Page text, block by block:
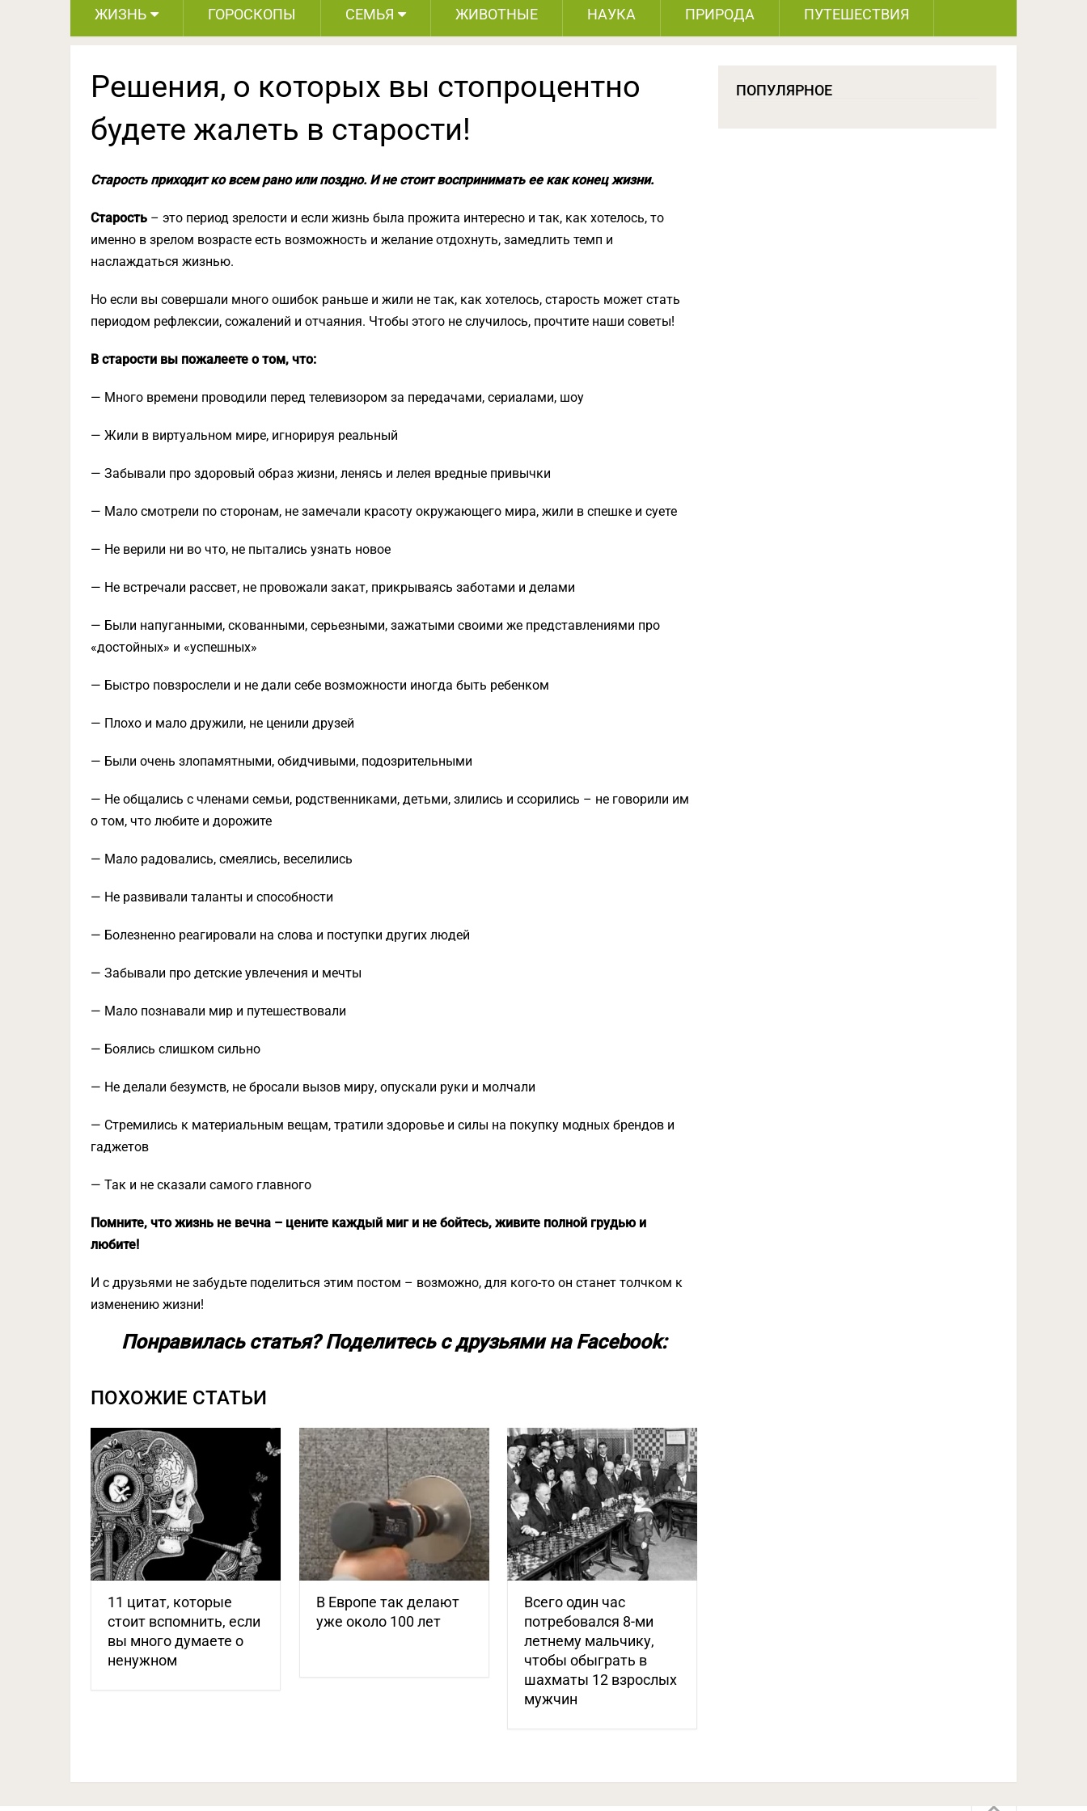
ЖИЗНЬ ГОРОСКОПЫ СЕМЬЯ ЖИВОТНЫЕ НАУКА ПРИРОДА ПУТЕШЕСТВИЯ
Решения, о которых вы стопроцентно
будете жалеть в старости!
Старость приходит ко всем рано или поздно. И не стоит воспринимать ее как конец жизни.
Старость – это период зрелости и если жизнь была прожита интересно и так, как хотелось, то
именно в зрелом возрасте есть возможность и желание отдохнуть, замедлить темп и
наслаждаться жизнью.
Но если вы совершали много ошибок раньше и жили не так, как хотелось, старость может стать
периодом рефлексии, сожалений и отчаяния. Чтобы этого не случилось, прочтите наши советы!
В старости вы пожалеете о том, что:
— Много времени проводили перед телевизором за передачами, сериалами, шоу
— Жили в виртуальном мире, игнорируя реальный
— Забывали про здоровый образ жизни, ленясь и лелея вредные привычки
— Мало смотрели по сторонам, не замечали красоту окружающего мира, жили в спешке и суете
— Не верили ни во что, не пытались узнать новое
— Не встречали рассвет, не провожали закат, прикрываясь заботами и делами
— Были напуганными, скованными, серьезными, зажатыми своими же представлениями про
«достойных» и «успешных»
— Быстро повзрослели и не дали себе возможности иногда быть ребенком
— Плохо и мало дружили, не ценили друзей
— Были очень злопамятными, обидчивыми, подозрительными
— Не общались с членами семьи, родственниками, детьми, злились и ссорились – не говорили им
о том, что любите и дорожите
— Мало радовались, смеялись, веселились
— Не развивали таланты и способности
— Болезненно реагировали на слова и поступки других людей
— Забывали про детские увлечения и мечты
— Мало познавали мир и путешествовали
— Боялись слишком сильно
— Не делали безумств, не бросали вызов миру, опускали руки и молчали
— Стремились к материальным вещам, тратили здоровье и силы на покупку модных брендов и
гаджетов
— Так и не сказали самого главного
Помните, что жизнь не вечна – цените каждый миг и не бойтесь, живите полной грудью и
любите!
И с друзьями не забудьте поделиться этим постом – возможно, для кого-то он станет толчком к
изменению жизни!
Понравилась статья? Поделитесь с друзьями на Facebook:
ПОХОЖИЕ СТАТЬИ
11 цитат, которые
стоит вспомнить, еcли
вы много думаете о
ненужном
В Европе так делают
уже около 100 лет
Всего один час
потребовался 8-ми
летнему мальчику,
чтобы обыграть в
шахматы 12 взрослых
мужчин
ПОПУЛЯРНОЕ